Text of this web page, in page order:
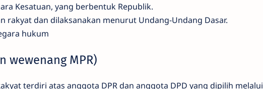
Kesatuan, yang berbentuk Republik.
rakyat dan dilaksanakan menurut Undang-Undang Dasar.
hukum
wewenang MPR)
terdiri atas anggota DPR dan anggota DPD yang dipilih melalui